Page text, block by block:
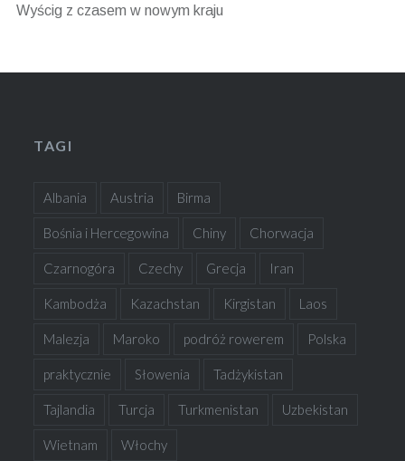
Wyścig z czasem w nowym kraju
TAGI
Albania Austria Birma
Bośnia i Hercegowina Chiny Chorwacja
Czarnogóra Czechy Grecja Iran
Kambodża Kazachstan Kirgistan Laos
Malezja Maroko podróż rowerem Polska
praktycznie Słowenia Tadżykistan
Tajlandia Turcja Turkmenistan Uzbekistan
Wietnam Włochy